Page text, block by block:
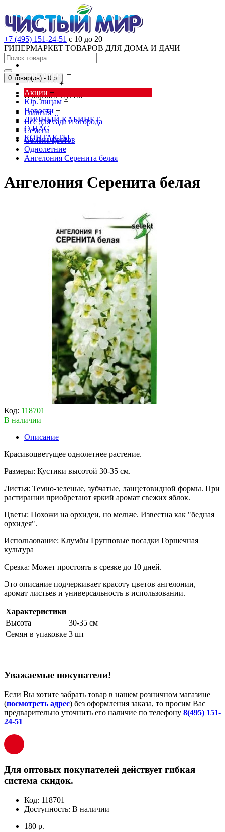
+7 (495) 151-24-51 с 10 до 20
ГИПЕРМАРКЕТ ТОВАРОВ ДЛЯ ДОМА И ДАЧИ
Cредства от насекомых и грызунов
+
Сад, огород +
Дача, дом +
Акции +
Юр. лицам +
Новости +
ЛИЧНЫЙ КАБИНЕТ
О НАС
КОНТАКТЫ
0 товар(ов) - 0 р.
В корзине пусто!
Главная
Всё для сада и огорода
Семена
Семена цветов
Однолетние
Ангелония Серенита белая
Ангелония Серенита белая
Код: 118701
В наличии
Описание
Красивоцветущее однолетнее растение.
Размеры: Кустики высотой 30-35 см.
Листья: Темно-зеленые, зубчатые, ланцетовидной формы. При
растирании приобретают яркий аромат свежих яблок.
Цветы: Похожи на орхидеи, но мельче. Известна как "бедная
орхидея".
Использование: Клумбы Групповые посадки Горшечная
культура
Срезка: Может простоять в срезке до 10 дней.
Это описание подчеркивает красоту цветов ангелонии,
аромат листьев и универсальность в использовании.
Характеристики
Высота
30-35 см
Семян в упаковке 3 шт
Уважаемые покупатели!
Если Вы хотите забрать товар в нашем розничном магазине
(посмотреть адрес) без оформления заказа, то просим Вас
предварительно уточнить его наличие по телефону 8(495) 151-
24-51
Для оптовых покупателей действует гибкая
система скидок.
Код: 118701
Доступность: В наличии
180 р.